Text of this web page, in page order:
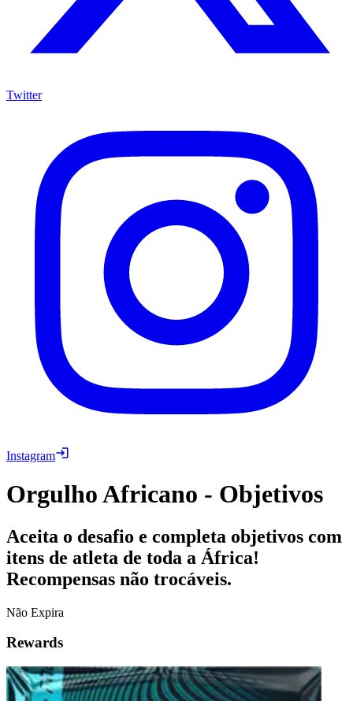
Twitter
Instagram
Orgulho Africano - Objetivos
Aceita o desafio e completa objetivos com
itens de atleta de toda a África!
Recompensas não trocáveis.
Não Expira
Rewards